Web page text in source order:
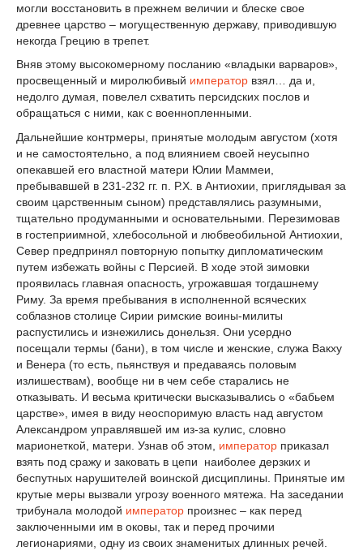
могли восстановить в прежнем величии и блеске свое
древнее царство – могущественную державу, приводившую
некогда Грецию в трепет.
Вняв этому высокомерному посланию «владыки варваров»,
просвещенный и миролюбивый император взял… да и,
недолго думая, повелел схватить персидских послов и
обращаться с ними, как с военнопленными.
Дальнейшие контрмеры, принятые молодым августом (хотя
и не самостоятельно, а под влиянием своей неусыпно
опекавшей его властной матери Юлии Маммеи,
пребывавшей в 231-232 гг. п. Р.Х. в Антиохии, приглядывая за
своим царственным сыном) представлялись разумными,
тщательно продуманными и основательными. Перезимовав
в гостеприимной, хлебосольной и любвеобильной Антиохии,
Север предпринял повторную попытку дипломатическим
путем избежать войны с Персией. В ходе этой зимовки
проявилась главная опасность, угрожавшая тогдашнему
Риму. За время пребывания в исполненной всяческих
соблазнов столице Сирии римские воины-милиты
распустились и изнежились донельзя. Они усердно
посещали термы (бани), в том числе и женские, служа Вакху
и Венера (то есть, пьянствуя и предаваясь половым
излишествам), вообще ни в чем себе старались не
отказывать. И весьма критически высказывались о «бабьем
царстве», имея в виду неоспоримую власть над августом
Александром управлявшей им из-за кулис, словно
марионеткой, матери. Узнав об этом, император приказал
взять под сражу и заковать в цепи наиболее дерзких и
беспутных нарушителей воинской дисциплины. Принятые им
крутые меры вызвали угрозу военного мятежа. На заседании
трибунала молодой император произнес – как перед
заключенными им в оковы, так и перед прочими
легионариями, одну из своих знаменитых длинных речей.